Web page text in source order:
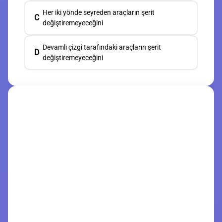
C
Her iki yönde seyreden araçların şerit
değiştiremeyeceğini
D
Devamlı çizgi tarafındaki araçların şerit
değiştiremeyeceğini